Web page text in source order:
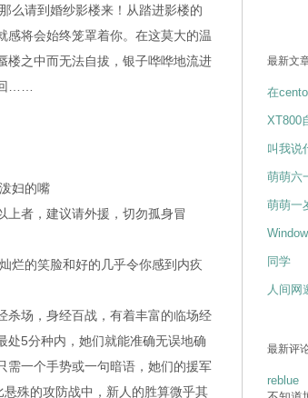
请到婚纱影楼来！从踏进影楼的
感将会始终笼罩着你。在这莫大的温
楼之中而无法自拔，银子哗哗地流进
……
妇的嘴
者，建议请外援，切勿孤身冒
的笑脸和好的几乎令你感到内疚
场，身经百战，有着丰富的临场经
处5分种内，她们就能准确无误地确
需一个手势或一句暗语，她们的援军
殊的攻防战中，新人的胜算微乎其
最新文
在
XT800
叫我说
萌萌六
萌萌一
同学
人间网
最新评
reblue